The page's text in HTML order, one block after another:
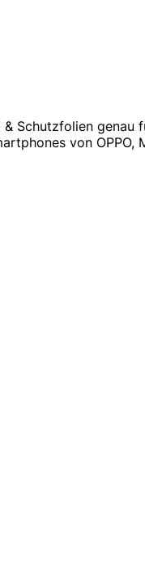
Schutzfolien
von OPPO,